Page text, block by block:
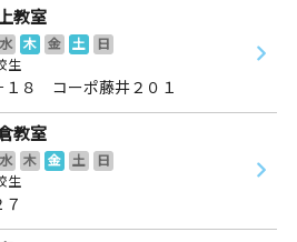
教室
水 木 金 土
日
生
１８ コーポ藤井２０１
教室
水 木 金 土
日
生